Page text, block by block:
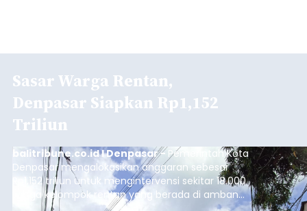
Sasar Warga Rentan,
Denpasar Siapkan Rp1,152
Triliun
balitribune.co.id I Denpasar - Pemerintah Kota
Denpasar mengalokasikan anggaran sebesar
Rp1,152 triliun untuk mengintervensi sekitar 18.000
warga kelompok rentan yang berada di ambang
garis kemiskinan. Langkah strategis ini diambil